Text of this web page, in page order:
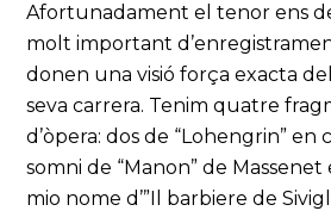
Afortunadament el tenor ens
molt important
donen una visió força exacta
seva carrera. Tenim quatre
d’òpera: dos de “Lohengrin” en
somni de “Manon” de Massenet
mio nome d’”Il barbiere de